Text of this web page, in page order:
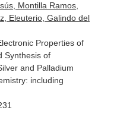
Montilla Ramos,
Eleuterio, Galindo del
Properties of
Synthesis of
and Palladium
including